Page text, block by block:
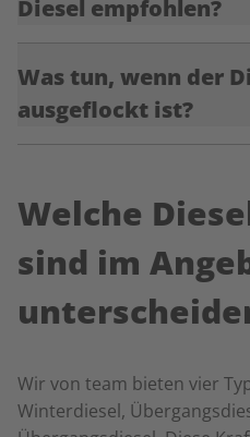
Diesel empfohlen?
Was tun, wenn der
ausgeflockt ist?
Welche
sind im
Wir von team bieten vier
Winterdiesel,